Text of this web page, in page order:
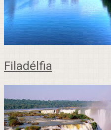
Filadélfia